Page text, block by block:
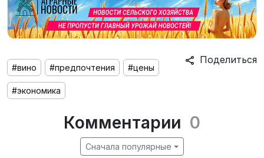
Поделиться
#вино #предпочтения #цены
#экономика
Комментарии 0
Сначала популярные